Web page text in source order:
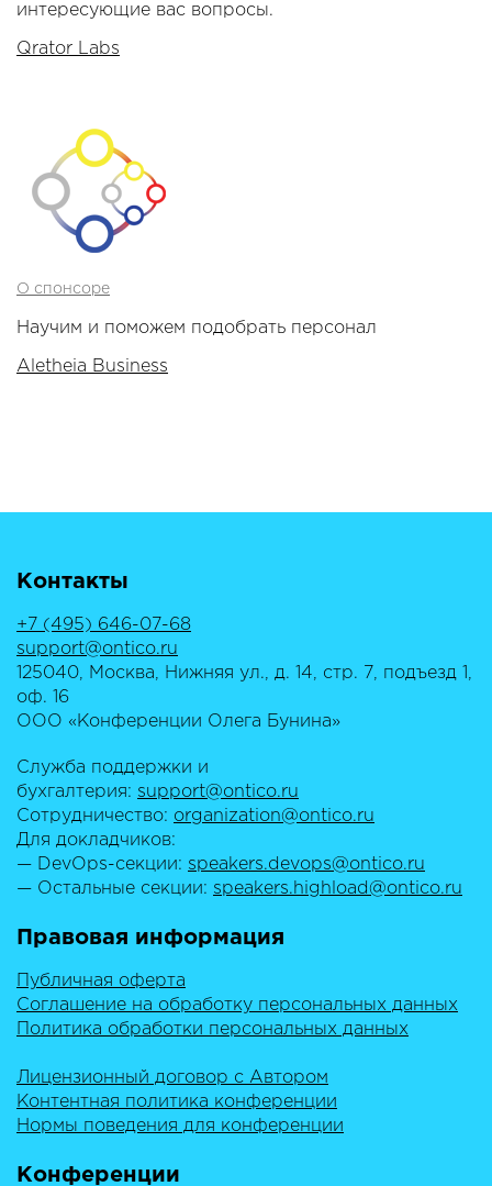
интересующие вас вопросы.
Qrator Labs
О спонсоре
Научим и поможем подобрать персонал
Aletheia Business
Контакты
+7 (495) 646-07-68
support@ontico.ru
125040, Москва, Нижняя ул., д. 14, стр. 7, подъезд 1,
оф. 16
ООО «Конференции Олега Бунина»
Служба поддержки и
бухгалтерия: support@ontico.ru
Сотрудничество: organization@ontico.ru
Для докладчиков:
— DevOps-секции: speakers.devops@ontico.ru
— Остальные секции: speakers.highload@ontico.ru
Конференции
Правовая информация
Публичная оферта
Соглашение на обработку персональных данных
Политика обработки персональных данных
Лицензионный договор с Автором
Контентная политика конференции
Нормы поведения для конференции